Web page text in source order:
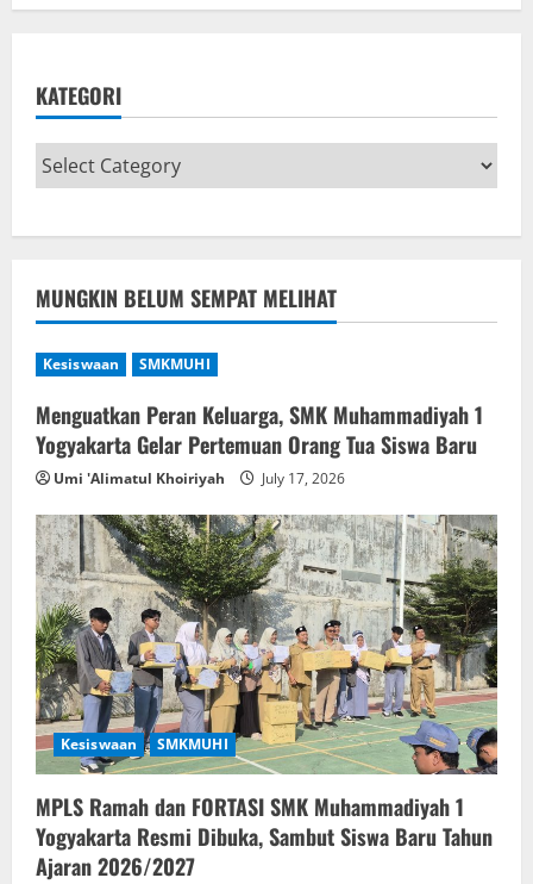
KATEGORI
MUNGKIN BELUM SEMPAT MELIHAT
Kesiswaan SMKMUHI
Menguatkan Peran Keluarga, SMK Muhammadiyah 1
Yogyakarta Gelar Pertemuan Orang Tua Siswa Baru
Umi 'Alimatul Khoiriyah July 17, 2026
Kesiswaan SMKMUHI
MPLS Ramah dan FORTASI SMK Muhammadiyah 1
Yogyakarta Resmi Dibuka, Sambut Siswa Baru Tahun
Ajaran 2026/2027